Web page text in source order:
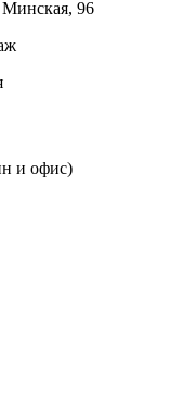
Минская, 96
и офис)